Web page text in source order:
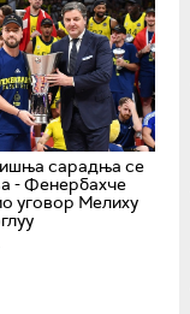
сарадња се
- Фенербахче
уговор Мелиху